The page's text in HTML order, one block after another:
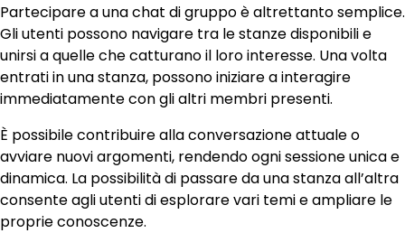
Partecipare a una chat di gruppo è altrettanto semplice.
Gli utenti possono navigare tra le stanze disponibili e
unirsi a quelle che catturano il loro interesse. Una volta
entrati in una stanza, possono iniziare a interagire
immediatamente con gli altri membri presenti.
È possibile contribuire alla conversazione attuale o
avviare nuovi argomenti, rendendo ogni sessione unica e
dinamica. La possibilità di passare da una stanza all’altra
consente agli utenti di esplorare vari temi e ampliare le
proprie conoscenze.